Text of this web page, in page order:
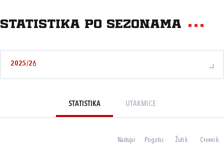
Statistika po sezonama
2025/26
STATISTIKA UTAKMICE
Nastupi Pogotci Žuti k. Crveni k.